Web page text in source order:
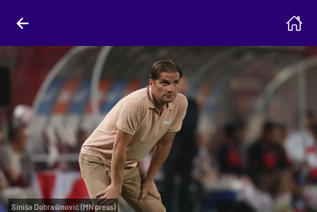
Siniša Dobrašinović (MN press)